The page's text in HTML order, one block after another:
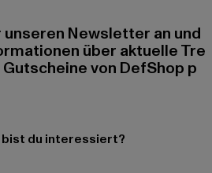
Newsletter an und
über aktuelle Tre
von DefShop p
bist du interessiert?